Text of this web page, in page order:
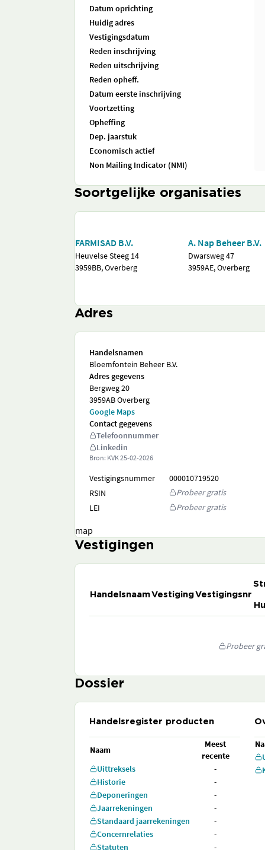
Datum oprichting
Huidig adres
Vestigingsdatum
Reden inschrijving
Reden uitschrijving
Reden opheff.
Datum eerste inschrijving
Voortzetting
Opheffing
Dep. jaarstuk
Economisch actief
Non Mailing Indicator (NMI)
Soortgelijke organisaties
FARMISAD B.V.
Heuvelse Steeg 14
3959BB, Overberg
A. Nap Beheer B.V.
Dwarsweg 47
3959AE, Overberg
Adres
Handelsnamen
Bloemfontein Beheer B.V.
Adres gegevens
Bergweg 20
3959AB Overberg
Google Maps
Contact gegevens
Telefoonnummer
Linkedin
Bron: KVK25-02-2026
Vestigingsnummer
000010719520
RSIN
Probeer gratis
LEI
Probeer gratis
map
Vestigingen
HandelsnaamVestigingVestigingsnr
Probeer
Dossier
Handelsregister producten
Naam
Meest
recente
Uittreksels
-
Historie
-
Deponeringen
-
Jaarrekeningen
-
Standaard jaarrekeningen
-
Concernrelaties
-
Statuten
-